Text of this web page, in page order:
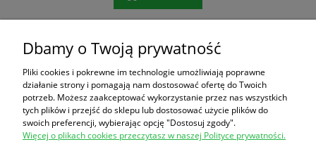
Zakupy
Pomoc
Moje konto
Dbamy o Twoją prywatność
Pliki cookies i pokrewne im technologie umożliwiają poprawne
działanie strony i pomagają nam dostosować ofertę do Twoich
potrzeb. Możesz zaakceptować wykorzystanie przez nas wszystkich
tych plików i przejść do sklepu lub dostosować użycie plików do
swoich preferencji, wybierając opcję "Dostosuj zgody".
Więcej o plikach cookies przeczytasz w naszej Polityce prywatności.